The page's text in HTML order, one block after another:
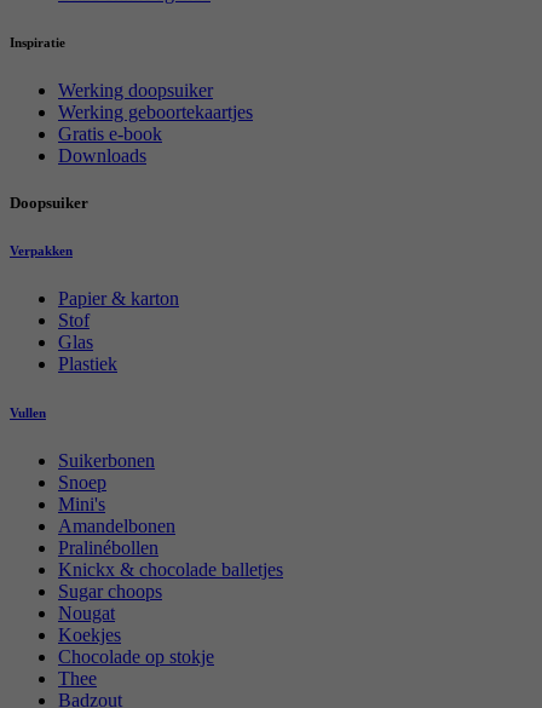
Inspiratie
Werking doopsuiker
Werking geboortekaartjes
Gratis e-book
Downloads
Doopsuiker
Verpakken
Papier & karton
Stof
Glas
Plastiek
Vullen
Suikerbonen
Snoep
Mini's
Amandelbonen
Pralinébollen
Knickx & chocolade balletjes
Sugar choops
Nougat
Koekjes
Chocolade op stokje
Thee
Badzout